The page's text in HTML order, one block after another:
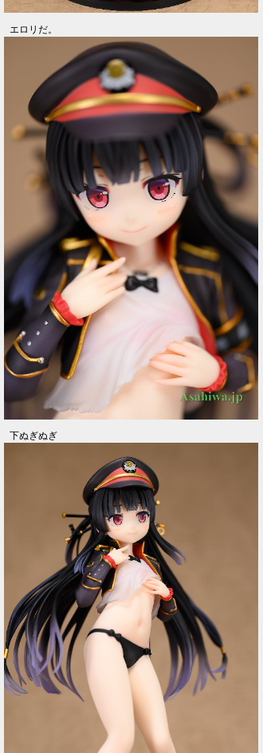
エロリだ。
下ぬぎぬぎ